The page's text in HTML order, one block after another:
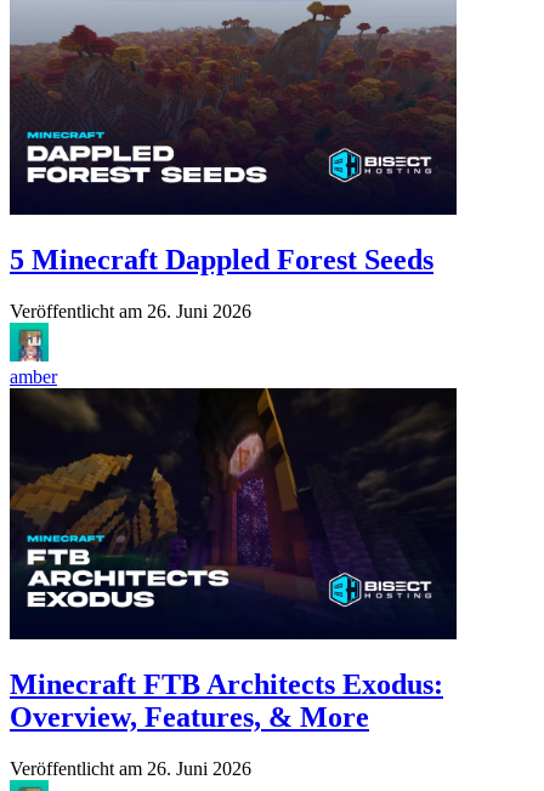
5 Minecraft Dappled Forest Seeds
Veröffentlicht am 26. Juni 2026
amber
Minecraft FTB Architects Exodus:
Overview, Features, & More
Veröffentlicht am 26. Juni 2026